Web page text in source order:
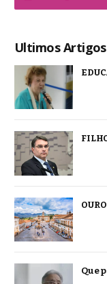
Ultimos Artigos
Que